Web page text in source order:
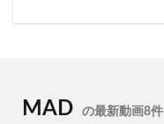
MAD の最新動画8件